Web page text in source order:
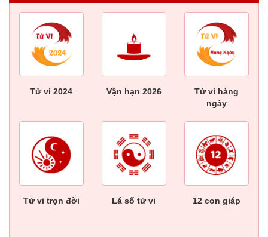
Tử vi 2024 Vận hạn 2026
Tử vi hàng
ngày
Tử vi trọn đời Lá số tử vi 12 con giáp